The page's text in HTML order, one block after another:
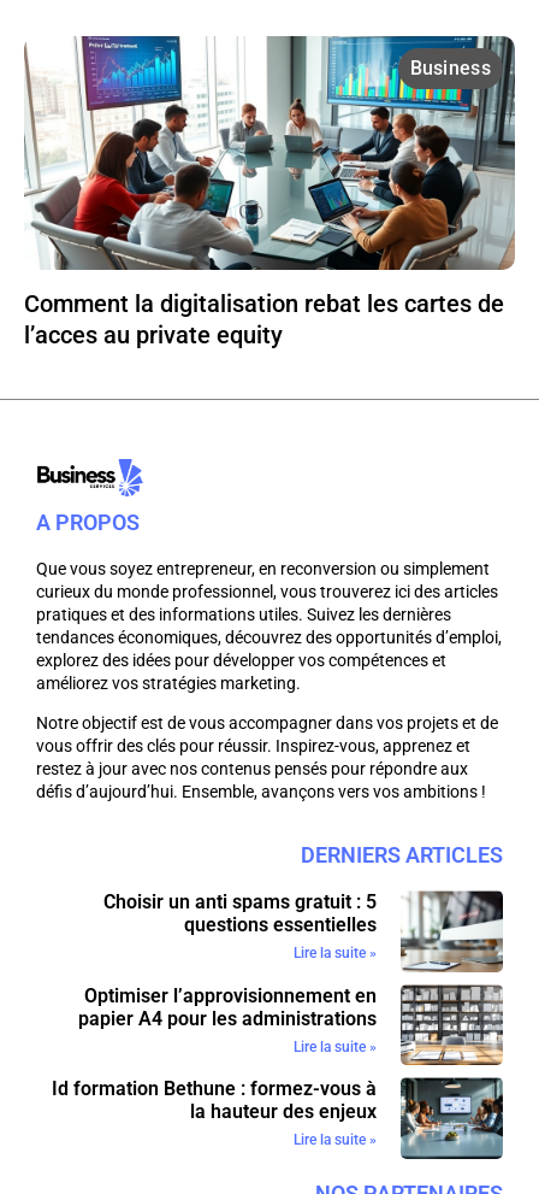
Business
Comment la digitalisation rebat les cartes de
l’acces au private equity
A PROPOS
Que vous soyez entrepreneur, en reconversion ou simplement
curieux du monde professionnel, vous trouverez ici des articles
pratiques et des informations utiles. Suivez les dernières
tendances économiques, découvrez des opportunités d’emploi,
explorez des idées pour développer vos compétences et
améliorez vos stratégies marketing.
Notre objectif est de vous accompagner dans vos projets et de
vous offrir des clés pour réussir. Inspirez-vous, apprenez et
restez à jour avec nos contenus pensés pour répondre aux
défis d’aujourd’hui. Ensemble, avançons vers vos ambitions !
DERNIERS ARTICLES
Choisir un anti spams gratuit : 5
questions essentielles
Lire la suite »
Optimiser l’approvisionnement en
papier A4 pour les administrations
Lire la suite »
Id formation Bethune : formez-vous à
la hauteur des enjeux
Lire la suite »